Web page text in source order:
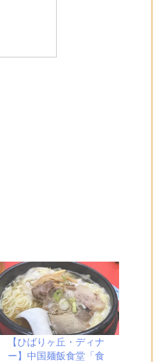
【ひばりヶ丘・ディナ
ー】中国麺飯食堂「食